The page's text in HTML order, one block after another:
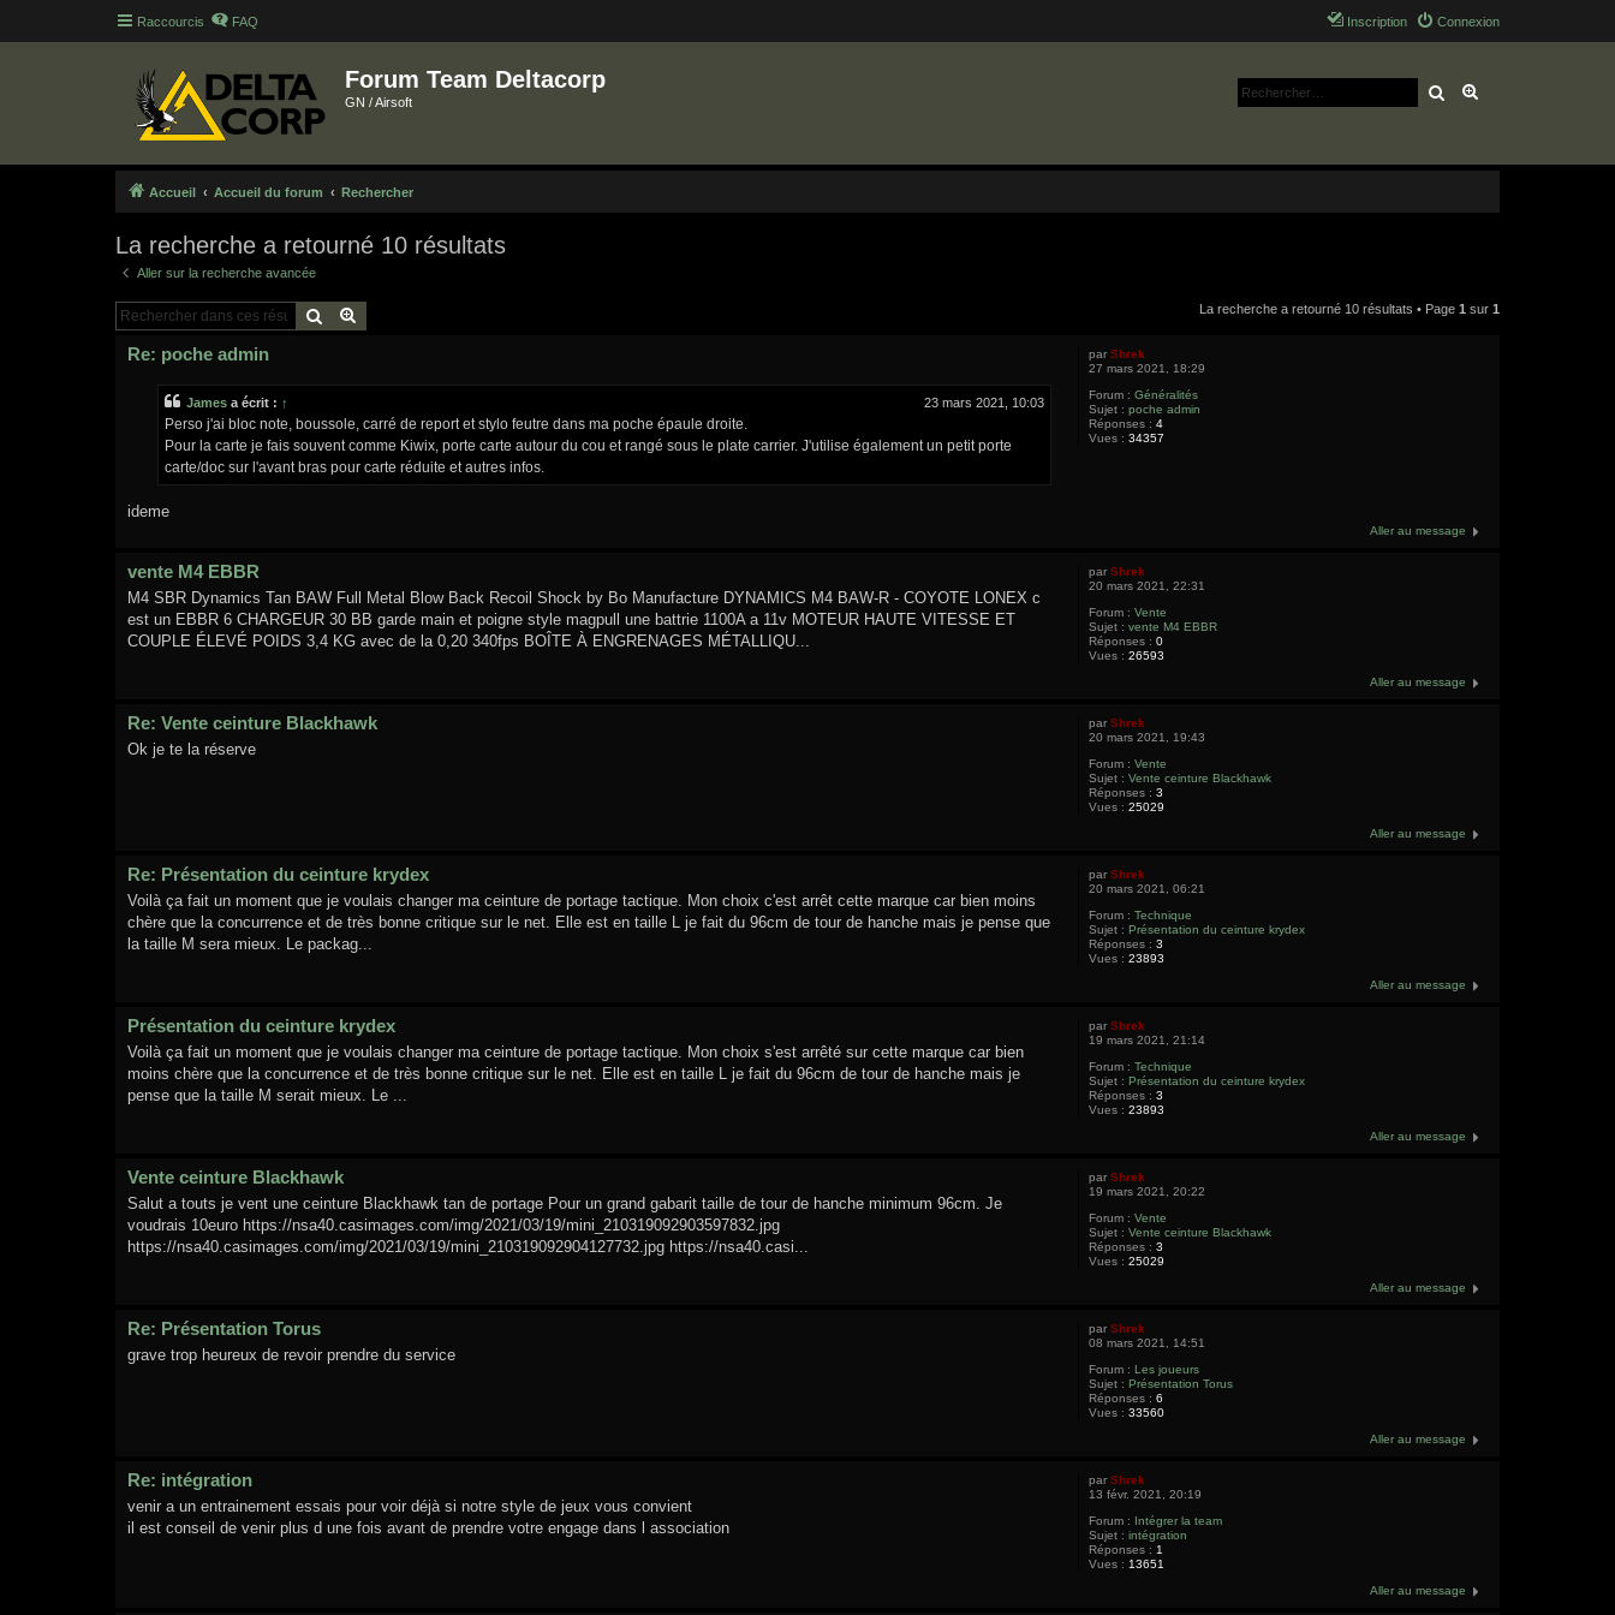
Raccourcis FAQ Connexion
Inscription
Forum Team Deltacorp
GN / Airsoft Rechercher
Accueil Accueil du forum Rechercher
La recherche a retourné 10 résultats
Aller sur la recherche avancée
Rechercher La recherche a retourné 10 résultats • Page 1 sur 1
parShrek
27 mars 2021, 18:29
Forum :Généralités
Sujet :poche admin
Réponses :4
Vues :34357
Re: poche admin
James a écrit : ↑ 23 mars 2021, 10:03
Perso j'ai bloc note, boussole, carré de report et stylo feutre dans ma poche épaule droite.
Pour la carte je fais souvent comme Kiwix, porte carte autour du cou et rangé sous le plate carrier. J'utilise également un petit porte
carte/doc sur l'avant bras pour carte réduite et autres infos.
ideme
Aller au message
parShrek
20 mars 2021, 22:31
Forum :Vente
Sujet :vente M4 EBBR
Réponses :0
Vues :26593
vente M4 EBBR
M4 SBR Dynamics Tan BAW Full Metal Blow Back Recoil Shock by Bo Manufacture DYNAMICS M4 BAW-R - COYOTE LONEX c
est un EBBR 6 CHARGEUR 30 BB garde main et poigne style magpull une battrie 1100A a 11v MOTEUR HAUTE VITESSE ET
COUPLE ÉLEVÉ POIDS 3,4 KG avec de la 0,20 340fps BOÎTE À ENGRENAGES MÉTALLIQU...
Aller au message
parShrek
20 mars 2021, 19:43
Forum :Vente
Sujet :Vente ceinture Blackhawk
Réponses :3
Vues :25029
Re: Vente ceinture Blackhawk
Ok je te la réserve
Aller au message
parShrek
20 mars 2021, 06:21
Forum :Technique
Sujet :Présentation du ceinture krydex
Réponses :3
Vues :23893
Re: Présentation du ceinture krydex
Voilà ça fait un moment que je voulais changer ma ceinture de portage tactique. Mon choix c'est arrêt cette marque car bien moins
chère que la concurrence et de très bonne critique sur le net. Elle est en taille L je fait du 96cm de tour de hanche mais je pense que
la taille M sera mieux. Le packag...
Aller au message
parShrek
19 mars 2021, 21:14
Forum :Technique
Sujet :Présentation du ceinture krydex
Réponses :3
Vues :23893
Présentation du ceinture krydex
Voilà ça fait un moment que je voulais changer ma ceinture de portage tactique. Mon choix s'est arrêté sur cette marque car bien
moins chère que la concurrence et de très bonne critique sur le net. Elle est en taille L je fait du 96cm de tour de hanche mais je
pense que la taille M serait mieux. Le ...
Aller au message
parShrek
19 mars 2021, 20:22
Forum :Vente
Sujet :Vente ceinture Blackhawk
Réponses :3
Vues :25029
Vente ceinture Blackhawk
Salut a touts je vent une ceinture Blackhawk tan de portage Pour un grand gabarit taille de tour de hanche minimum 96cm. Je
voudrais 10euro https://nsa40.casimages.com/img/2021/03/19/mini_210319092903597832.jpg
https://nsa40.casimages.com/img/2021/03/19/mini_210319092904127732.jpg https://nsa40.casi...
Aller au message
parShrek
08 mars 2021, 14:51
Forum :Les joueurs
Sujet :Présentation Torus
Réponses :6
Vues :33560
Re: Présentation Torus
grave trop heureux de revoir prendre du service
Aller au message
parShrek
13 févr. 2021, 20:19
Forum : Intégrer la team
Sujet :intégration
Réponses : 1
Vues : 13651
Re: intégration
venir a un entrainement essais pour voir déjà si notre style de jeux vous convient
il est conseil de venir plus d une fois avant de prendre votre engage dans l association
Aller au message